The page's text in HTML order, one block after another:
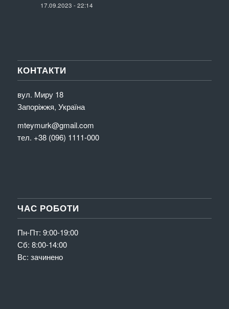
17.09.2023 - 22:14
КОНТАКТИ
вул. Миру 18
Запоріжжя, Україна
mteymurk@gmail.com
тел. +38 (096) 1111-000
ЧАС РОБОТИ
Пн-Пт: 9:00-19:00
Сб: 8:00-14:00
Вс: зачинено